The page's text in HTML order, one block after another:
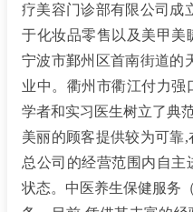
疗美容门诊部有限公司成
于化妆品零售以及美甲美
宁波市鄞州区首南街道的
业中。衢州市衢江付力强
学者和实习医生树立了典
美丽的顾客提供较为可靠
总公司的经营范围内自主
状态。中医养生保健服务